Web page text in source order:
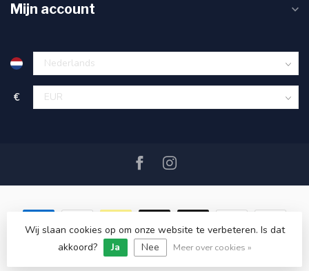
Mijn account
€
© Copyright 2026 SAIL360 watersport and boat equipment
Wij slaan cookies op om onze website te verbeteren. Is dat
akkoord?
Ja Nee Meer over cookies »